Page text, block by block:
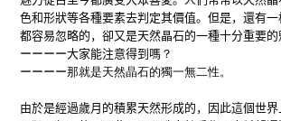
色和形狀等各種要素去判定其價值。但是，還有
都容易忽略的，卻又是天然晶石的一種十分重要的
ーーーー大家能注意得到嗎 ？
ーーーー那就是天然晶石的獨一無二性。
由於是經過歲月的積累天然形成的，因此這個世